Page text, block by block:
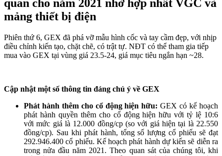
quan cho năm 2021 nhờ hợp nhất VGC và
mảng thiết bị điện
Phiên thứ 6, GEX đã phá vỡ mẫu hình cốc và tay cầm đẹp, với nhịp
điều chỉnh kiến tạo, chặt chẽ, có trật tự. NĐT có thể tham gia tiếp
mua vào GEX tại vùng giá 23.5-24, giá mục tiêu ngắn hạn ~28.
Cập nhật một số thông tin đáng chú ý về GEX
Phát hành thêm cho cổ động hiện hữu:GEX có kế hoạch
phát hành quyền thêm cho cổ động hiện hữu với tỷ lệ 10:6
với mức giá là 12.000 đồng/cp (so với giá hiện tại là 22.550
đồng/cp). Sau khi phát hành, tổng số lượng cổ phiếu sẽ đạt
292.946.400 cổ phiếu. Kế hoạch phát hành dự kiến sẽ diễn ra
trong nửa đầu năm 2021. Theo quan sát của chúng tôi, khi